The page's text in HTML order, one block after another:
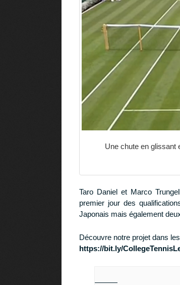
Une chute en glissant
Taro Daniel et Marco
premier jour des
Japonais mais également
Découvre notre projet dans
https://bit.ly/